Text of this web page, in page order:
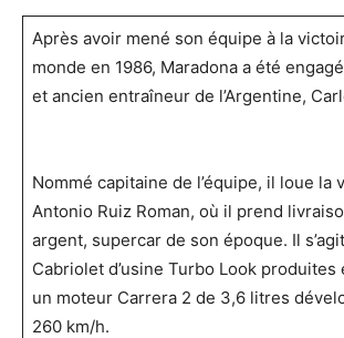
Après avoir mené son équipe à la
monde en 1986, Maradona a été
et ancien entraîneur de l’Argentine,
Nommé capitaine de l’équipe, il loue
Antonio Ruiz Roman, où il prend
argent, supercar de son époque. Il
Cabriolet d’usine Turbo Look
un moteur Carrera 2 de 3,6 litres
260 km/h.